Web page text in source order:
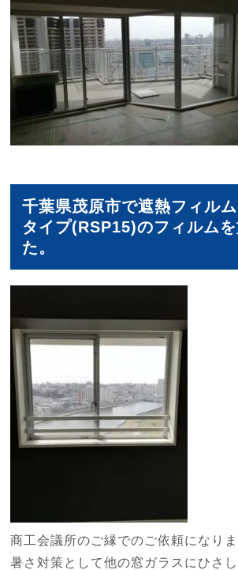
千葉県茂原市で遮熱フィル
タイプ(RSP15)のフィルム
た。
商工会議所のご縁でのご依頼になりま
暑さ対策として他の窓ガラスにひさ